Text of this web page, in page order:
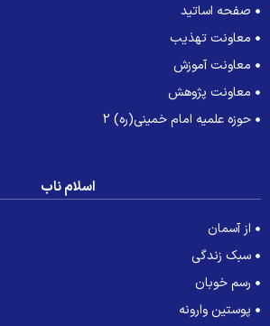
صفحه اساتید
معاونت تهذیب
معاونت آموزش
معاونت پژوهش
حوزه علمیه امام خمینی(ره) 2
اسلام ناب
از آسمان
سبک زندگی
رسم خوبان
پوستین وارونه